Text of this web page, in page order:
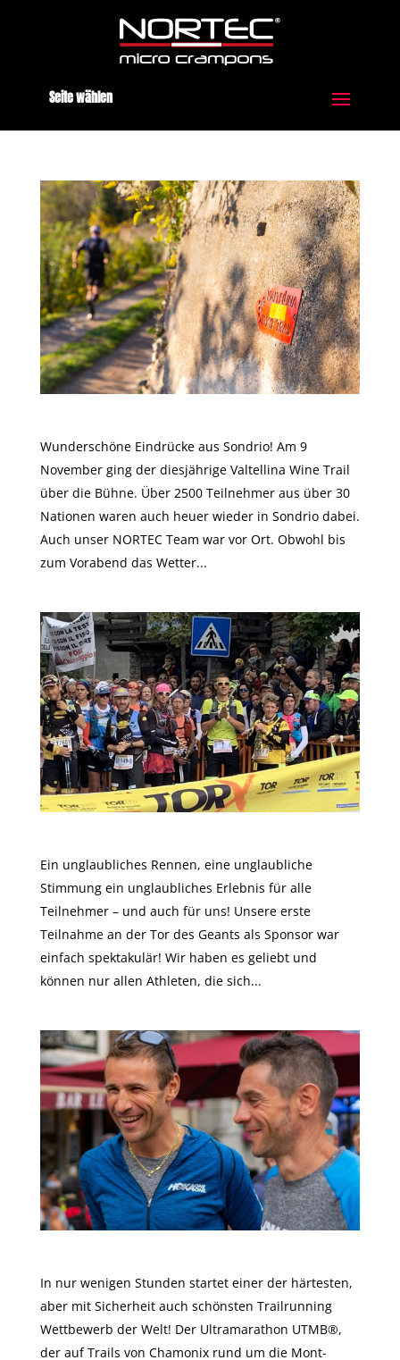
Seite wählen
Wunderschöne Eindrücke aus Sondrio! Am 9
November ging der diesjährige Valtellina Wine Trail
über die Bühne. Über 2500 Teilnehmer aus über 30
Nationen waren auch heuer wieder in Sondrio dabei.
Auch unser NORTEC Team war vor Ort. Obwohl bis
zum Vorabend das Wetter...
Ein unglaubliches Rennen, eine unglaubliche
Stimmung ein unglaubliches Erlebnis für alle
Teilnehmer – und auch für uns! Unsere erste
Teilnahme an der Tor des Geants als Sponsor war
einfach spektakulär! Wir haben es geliebt und
können nur allen Athleten, die sich...
In nur wenigen Stunden startet einer der härtesten,
aber mit Sicherheit auch schönsten Trailrunning
Wettbewerb der Welt! Der Ultramarathon UTMB®,
der auf Trails von Chamonix rund um die Mont-